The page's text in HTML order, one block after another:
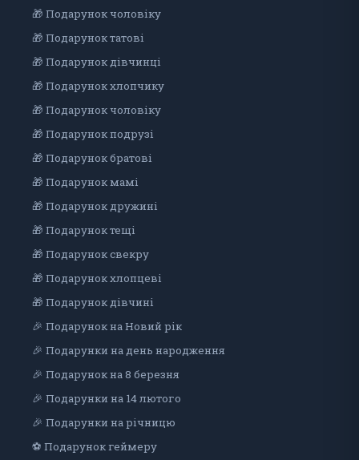
🎁 Подарунок чоловiку
🎁 Подарунок татові
🎁 Подарунок дівчинці
🎁 Подарунок хлопчику
🎁 Подарунок чоловіку
🎁 Подарунок подрузі
🎁 Подарунок братові
🎁 Подарунок мамі
🎁 Подарунок дружині
🎁 Подарунок тещі
🎁 Подарунок свекру
🎁 Подарунок хлопцеві
🎁 Подарунок дiвчинi
🎉 Подарунок на Новий рік
🎉 Подарунки на день народження
🎉 Подарунок на 8 березня
🎉 Подарунки на 14 лютого
🎉 Подарунки на річницю
⚽ Подарунок геймеру